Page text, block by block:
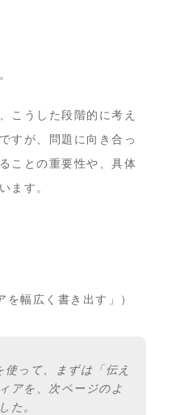
こうした段階的に考え
すが、問題に向き合っ
ことの重要性や、具体
ます。
を幅広く書き出す」）
って、まずは「伝え
アを、次ページのよ
た。